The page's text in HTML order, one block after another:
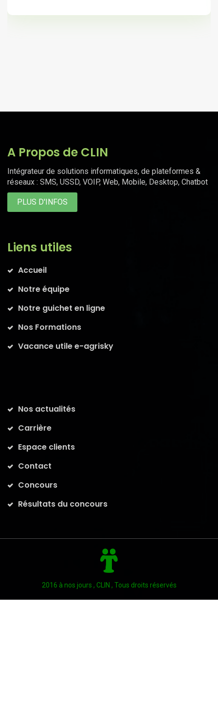
A Propos de CLIN
Intégrateur de solutions informatiques, de plateformes &
réseaux : SMS, USSD, VOIP, Web, Mobile, Desktop, Chatbot
PLUS D'INFOS
Liens utiles
Accueil
Notre équipe
Notre guichet en ligne
Nos Formations
Vacance utile e-agrisky
Nos actualités
Carrière
Espace clients
Contact
Concours
Résultats du concours
2016 à nos jours , CLIN , Tous droits réservés